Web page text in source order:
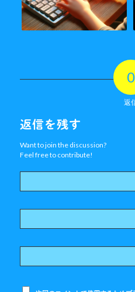
0
返
返信を残す
Want to join the discussion?
Feel free to contribute!